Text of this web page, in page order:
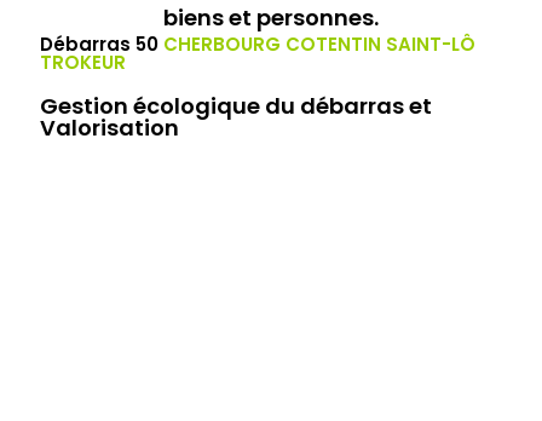
biens et personnes.
Débarras 50 CHERBOURG COTENTIN SAINT-LÔ
TROKEUR
Gestion écologique du débarras et
Valorisation